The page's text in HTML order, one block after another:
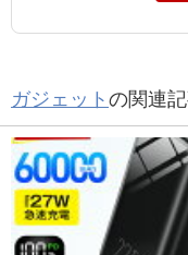
ガジェット の関連